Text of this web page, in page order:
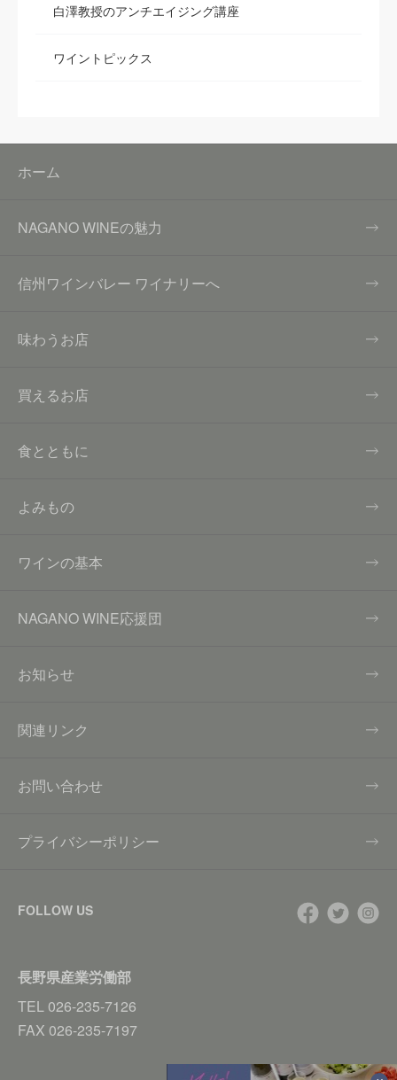
白澤教授のアンチエイジング講座
ワイントピックス
ホーム
NAGANO WINEの魅力
信州ワインバレー ワイナリーへ
味わうお店
買えるお店
食とともに
よみもの
ワインの基本
NAGANO WINE応援団
お知らせ
関連リンク
お問い合わせ
プライバシーポリシー
FOLLOW US
長野県産業労働部
TEL 026-235-7126
FAX 026-235-7197